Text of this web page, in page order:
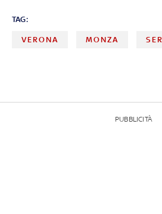
TUTTI GLI HIGHLIGHTS DI SERIE A
TAG:
VERONA MONZA
PUBBLICITÀ